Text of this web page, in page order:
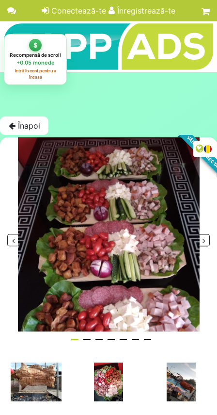
Conectează-te Înregistrează-te
Înapoi
VÂNZARE